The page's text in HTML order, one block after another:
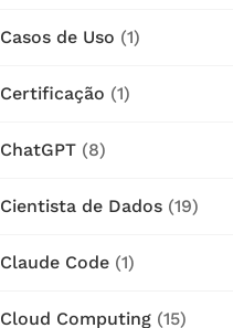
Casos de Uso (1)
Certificação (1)
ChatGPT (8)
Cientista de Dados (19)
Claude Code (1)
Cloud Computing (15)